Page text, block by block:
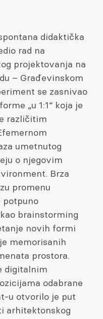
didaktička
rad na
projektovanja na
– Građevinskom
se zasnivao
„u 1:1“ koja je
različitim
umetnutog
o njegovim
Brza
promenu
potpuno
brainstorming
novih formi
memorisanih
prostora.
digitalnim
odabrane
u otvorilo je put
arhitektonskog